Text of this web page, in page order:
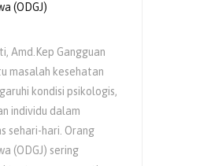
(ODGJ)
Amd.Kep Gangguan
masalah kesehatan
kondisi psikologis,
individu dalam
sehari-hari. Orang
(ODGJ) sering